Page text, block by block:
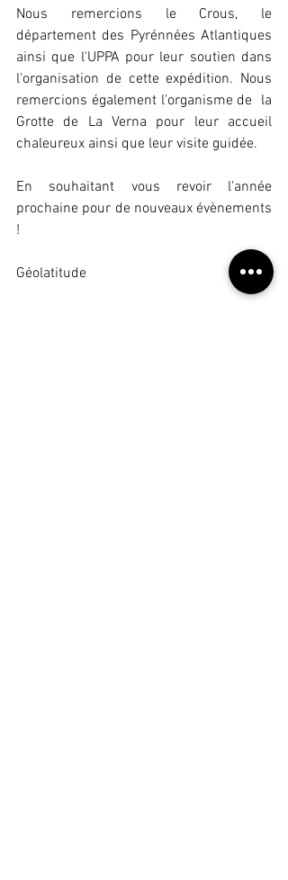
Nous remercions le Crous, le
département des Pyrénnées Atlantiques
ainsi que l'UPPA pour leur soutien dans
l'organisation de cette expédition. Nous
remercions également l'organisme de  la
Grotte de La Verna pour leur accueil
chaleureux ainsi que leur visite guidée.
En souhaitant vous revoir l'année
prochaine pour de nouveaux évènements
!
Géolatitude